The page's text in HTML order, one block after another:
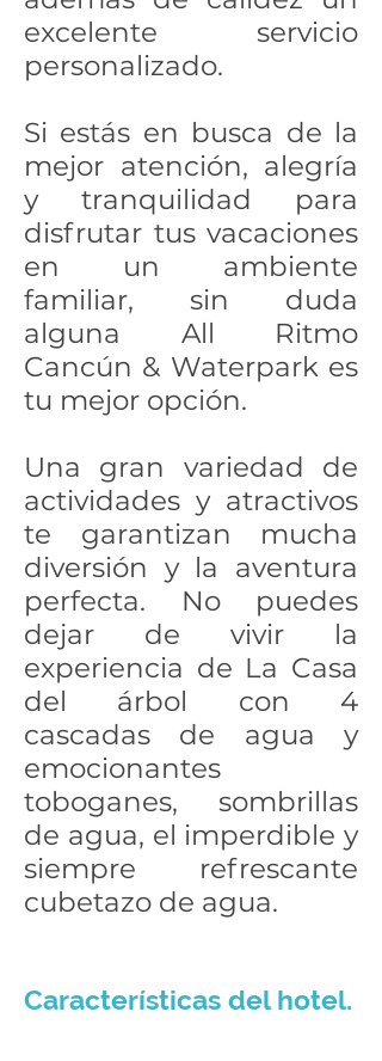
excelente servicio
personalizado.
Si estás en busca de la
mejor atención, alegría
y tranquilidad para
disfrutar tus vacaciones
en un ambiente
familiar, sin duda
alguna All Ritmo
Cancún & Waterpark es
tu mejor opción.
Una gran variedad de
actividades y atractivos
te garantizan mucha
diversión y la aventura
perfecta. No puedes
dejar de vivir la
experiencia de La Casa
del árbol con 4
cascadas de agua y
emocionantes
toboganes, sombrillas
de agua, el imperdible y
siempre refrescante
cubetazo de agua.
Características del hotel.